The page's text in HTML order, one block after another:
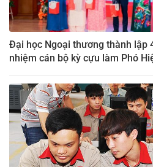
Đại học Ngoại thương thành lập
nhiệm cán bộ kỳ cựu làm Phó